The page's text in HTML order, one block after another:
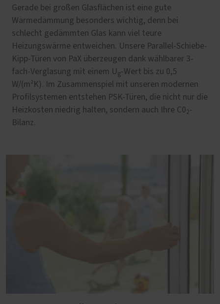
Gerade bei großen Glasflächen ist eine gute
Wärmedämmung besonders wichtig, denn bei
schlecht gedämmten Glas kann viel teure
Heizungswärme entweichen. Unsere Parallel-Schiebe-
Kipp-Türen von PaX überzeugen dank wählbarer 3-
fach-Verglasung mit einem U g-Wert bis zu 0,5
W/(m²K). Im Zusammenspiel mit unseren modernen
Profilsystemen entstehen PSK-Türen, die nicht nur die
Heizkosten niedrig halten, sondern auch Ihre C02-
Bilanz.